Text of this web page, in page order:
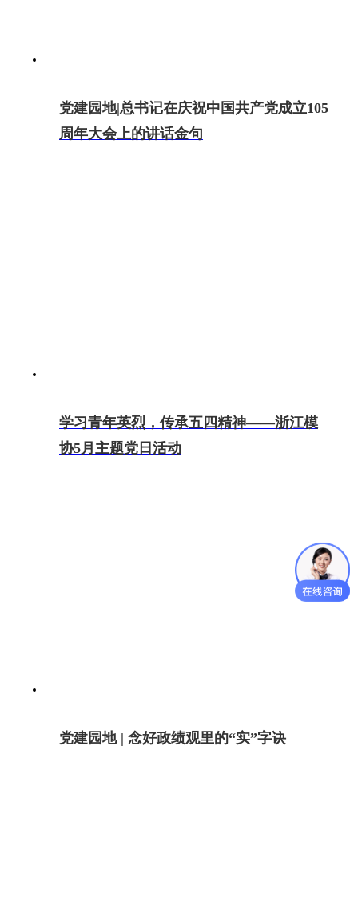
党建园地|总书记在庆祝中国共产党成立105
周年大会上的讲话金句
学习青年英烈，传承五四精神——浙江模
协5月主题党日活动
党建园地 | 念好政绩观里的“实”字诀